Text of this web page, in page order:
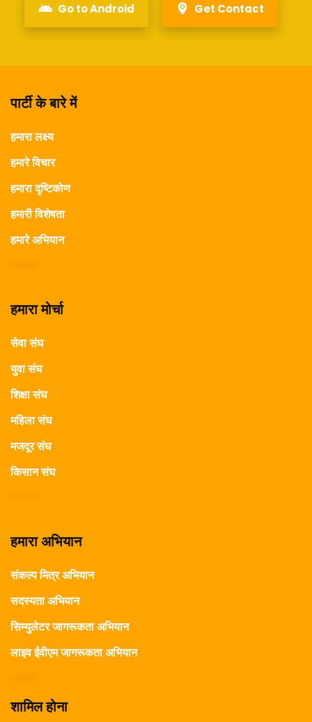
Go to Android Get Contact
पार्टी के बारे में
हमारा लक्ष्य
हमारे विचार
हमारा दृष्टिकोण
हमारी विशेषता
हमारे अभियान
हमारा मोर्चा
सेवा संघ
युवा संघ
शिक्षा संघ
महिला संघ
मजदूर संघ
किसान संघ
हमारा अभियान
संकल्प मित्र अभियान
सदस्यता अभियान
सिम्युलेटर जागरूकता अभियान
लाइव ईवीएम जागरूकता अभियान
शामिल होना